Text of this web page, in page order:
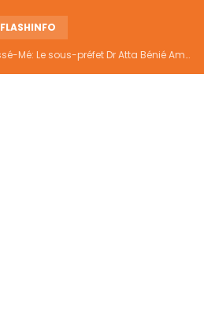
FLASHINFO
Indépendance 2026 À Yakassé-Mé: Le sous-préfet Dr Atta Bénié Amédé appelle à l’unité, à la sécurité et au développement